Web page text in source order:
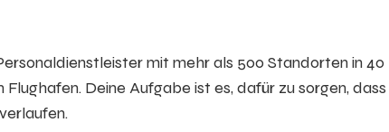
mit mehr als 500 Standorten in 40
Deine Aufgabe ist es, dafür zu sorgen,